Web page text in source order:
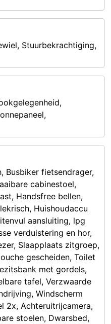
Stuurbekrachtiging,
Busbiker fietsendrager,
cabinestoel,
Handsfree bellen,
Huishoudaccu
aansluiting, lpg
verduistering en hor,
Slaapplaats zitgroep,
gescheiden, Toilet
met gordels,
tafel, Verzwaarde
Windscherm
2x, Achteruitrijcamera,
stoelen, Dwarsbed,